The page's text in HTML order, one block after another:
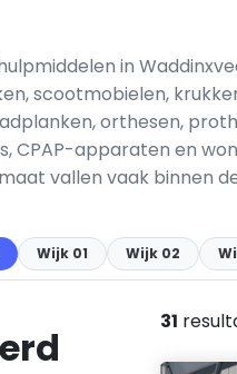
in
scootmobielen,
orthesen,
CPAP-apparaten en
vallen vaak binnen
Wijk 01 Wijk 02
31